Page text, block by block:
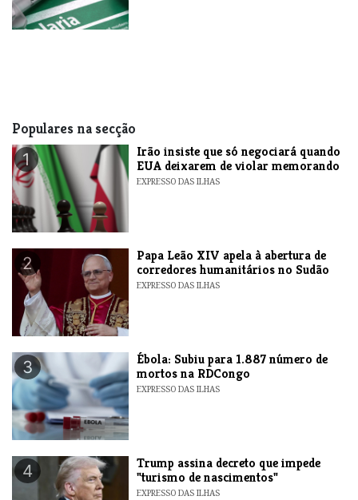
Populares na secção
1
​Irão insiste que só negociará quando
EUA deixarem de violar memorando
EXPRESSO DAS ILHAS
2
​Papa Leão XIV apela à abertura de
corredores humanitários no Sudão
EXPRESSO DAS ILHAS
3
​Ébola: Subiu para 1.887 número de
mortos na RDCongo
EXPRESSO DAS ILHAS
4
Trump assina decreto que impede
"turismo de nascimentos"
EXPRESSO DAS ILHAS